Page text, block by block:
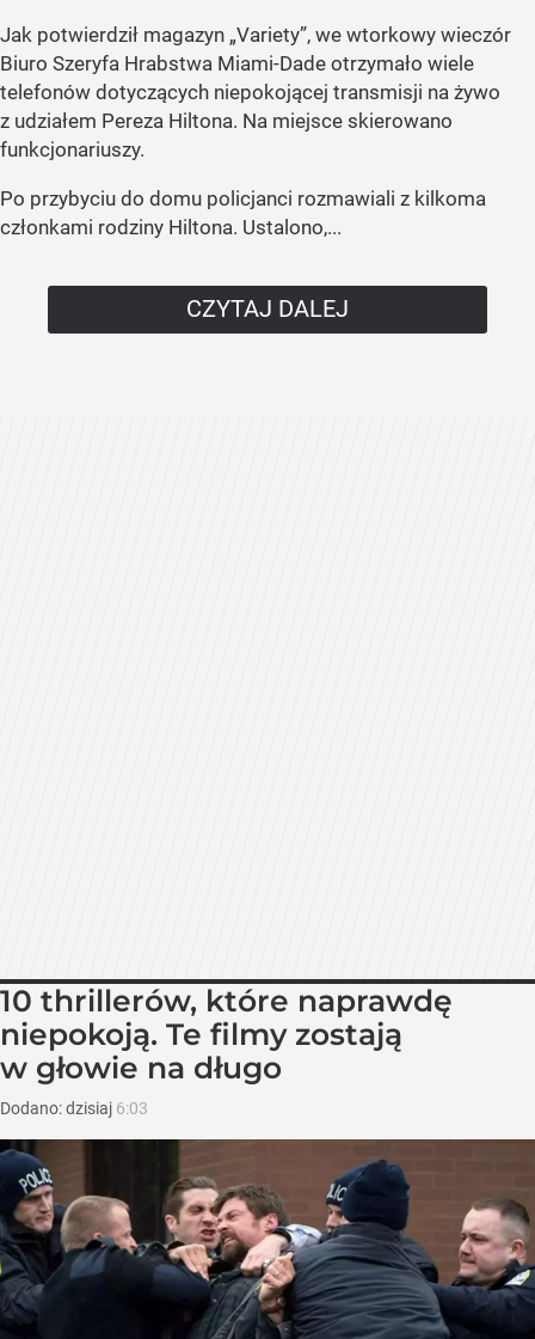
Jak potwierdził magazyn „Variety”, we wtorkowy wieczór
Biuro Szeryfa Hrabstwa Miami-Dade otrzymało wiele
telefonów dotyczących niepokojącej transmisji na żywo
z udziałem Pereza Hiltona. Na miejsce skierowano
funkcjonariuszy.
Po przybyciu do domu policjanci rozmawiali z kilkoma
członkami rodziny Hiltona. Ustalono,...
CZYTAJ DALEJ
10 thrillerów, które naprawdę
niepokoją. Te filmy zostają
w głowie na długo
Dodano:dzisiaj 6:03